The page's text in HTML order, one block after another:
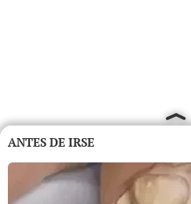
ANTES DE IRSE